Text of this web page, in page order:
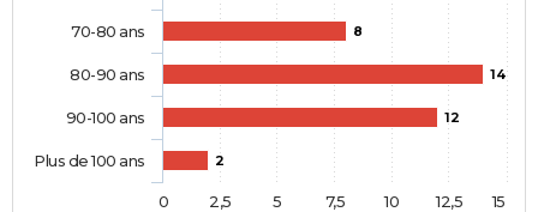
8
14
12
2
70-80 ans
80-90 ans
90-100 ans
Plus de 100 ans
0 2,5 5 7,5 10 12,5 15